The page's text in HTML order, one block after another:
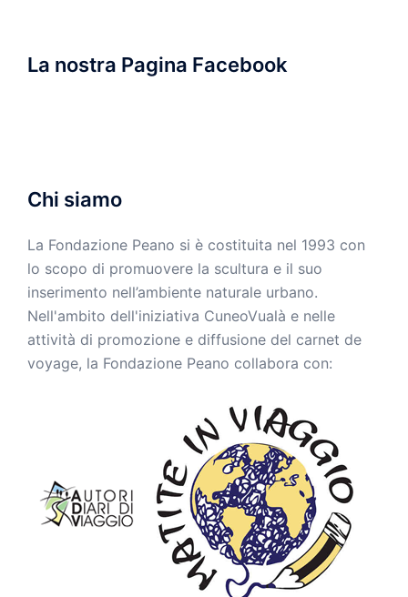
La nostra Pagina Facebook
Chi siamo
La Fondazione Peano si è costituita nel 1993 con
lo scopo di promuovere la scultura e il suo
inserimento nell’ambiente naturale urbano.
Nell'ambito dell'iniziativa CuneoVualà e nelle
attività di promozione e diffusione del carnet de
voyage, la Fondazione Peano collabora con: